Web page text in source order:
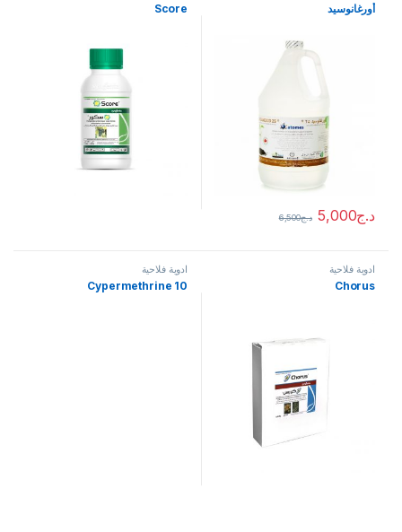
أورغانوسيد
د.ج5,000 د.ج6,500
Score
ادوية فلاحية
Chorus
ادوية فلاحية
Cypermethrine 10